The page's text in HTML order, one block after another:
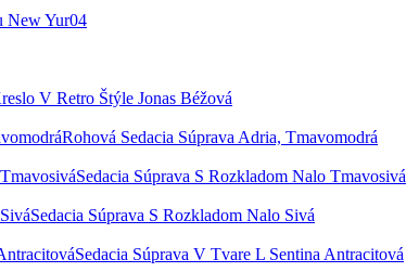
New Yur04
V Retro Štýle Jonas Béžová
Rohová Sedacia Súprava Adria, Tmavomodrá
Sedacia Súprava S Rozkladom Nalo Tmavosivá
Sedacia Súprava S Rozkladom Nalo Sivá
Sedacia Súprava V Tvare L Sentina Antracitová